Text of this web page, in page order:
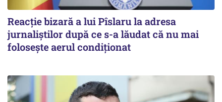
Reacție bizară a lui Pîslaru la adresa
jurnaliștilor după ce s-a lăudat că nu mai
folosește aerul condiționat